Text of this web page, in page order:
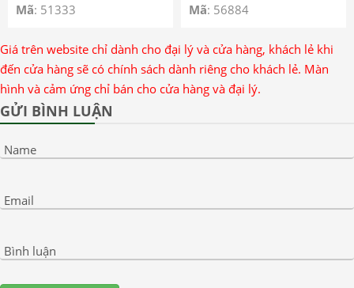
Mã: 51333
Mã: 56884
Giá trên website chỉ dành cho đại lý và cửa hàng, khách lẻ khi
đến cửa hàng sẽ có chính sách dành riêng cho khách lẻ. Màn
hình và cảm ứng chỉ bán cho cửa hàng và đại lý.
GỬI BÌNH LUẬN
Name
Email
Bình luận